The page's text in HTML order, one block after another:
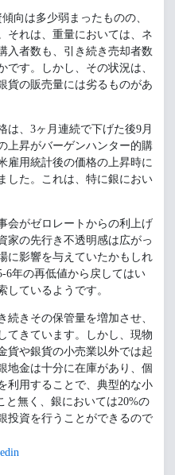
向は多少弱まったものの、
それは、重量においては、ネ
入者数も、引き続き売却者数
す。しかし、その状況は、
貨の販売量には劣るものがあ
は、3ヶ月連続で下げた後9月
上昇がバーゲンハンター的購
雇用統計後の価格の上昇時に
した。これは、特に銀におい
会がゼロレートからの利上げ
家の先行き不透明感は広がっ
に影響を与えていたかもしれ
6年の再低値から戻してはい
しているようです。
きその保管量を増加させ、
てきています。しかし、現物
貨や銀貨の小売業以外では起
地金は十分に在庫があり、個
利用することで、典型的な小
と無く、銀においては20%の
投資を行うことができるので